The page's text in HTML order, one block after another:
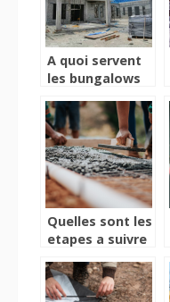
A quoi servent
les bungalows
chantiers ?
Quelles sont les
etapes a suivre
chape ?